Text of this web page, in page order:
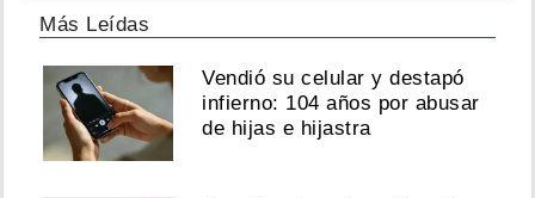
Más Leídas
Vendió su celular y destapó
infierno: 104 años por abusar
de hijas e hijastra